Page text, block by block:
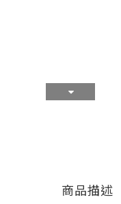
商品描述